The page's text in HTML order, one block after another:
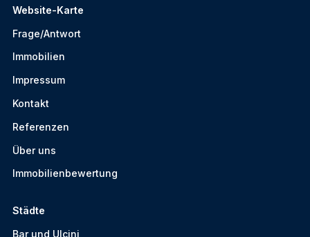
Website-Karte
Frage/Antwort
Immobilien
Impressum
Kontakt
Referenzen
Über uns
Immobilienbewertung
Städte
Bar und Ulcinj